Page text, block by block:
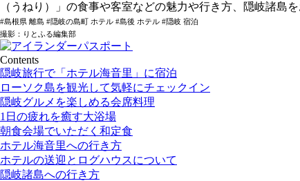
（うねり）」の食事や客室などの魅力や行き方、隠岐諸島
#島根県 離島 #隠岐の島町 ホテル #島後 ホテル #隠岐 宿泊
撮影：りとふる編集部
Contents
隠岐旅行で「ホテル海音里」に宿泊
ローソク島を観光して気軽にチェックイン
隠岐グルメを楽しめる会席料理
1日の疲れを癒す大浴場
朝食会場でいただく和定食
ホテル海音里への行き方
ホテルの送迎とログハウスについて
隠岐諸島への行き方